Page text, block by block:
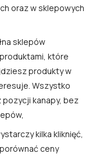
oraz w sklepowych
sklepów
które
produkty w
Wszystko
kanapy, bez
kilka kliknięć,
ceny